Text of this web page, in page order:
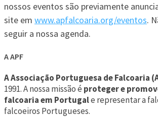
nossos eventos são previamente
site em www.apfalcoaria.org/eventos.
seguir a nossa agenda.
A APF
A Associação Portuguesa de Falcoaria
1991. A nossa missão é proteger e
falcoaria em Portugale representar a
falcoeiros Portugueses.